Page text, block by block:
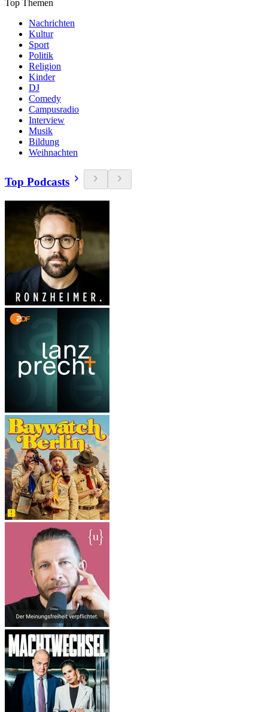
Top Themen
Nachrichten
Kultur
Sport
Politik
Religion
Kinder
DJ
Comedy
Campusradio
Interview
Musik
Bildung
Weihnachten
Top Podcasts